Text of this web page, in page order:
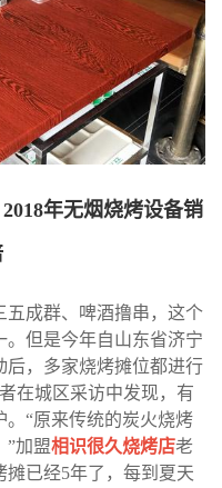
年无烟烧烤设备销
五成群、啤酒撸串，这个
。但是今年自山东省济宁
后，多家烧烤摊位都进行
在城区采访中发现，有
“原来传统的炭火烧烤
”加盟相识很久烧烤店老
摊已经5年了，每到夏天